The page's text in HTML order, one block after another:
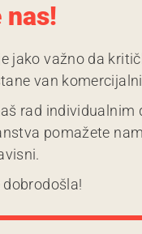
jako važno da
van
rad individualnim
pomažete